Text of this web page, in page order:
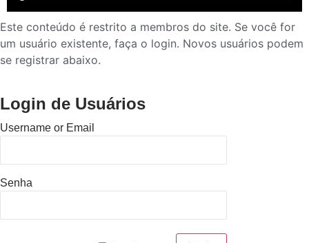
Este conteúdo é restrito a membros do site. Se você for
um usuário existente, faça o login. Novos usuários podem
se registrar abaixo.
Login de Usuários
Username or Email
Senha